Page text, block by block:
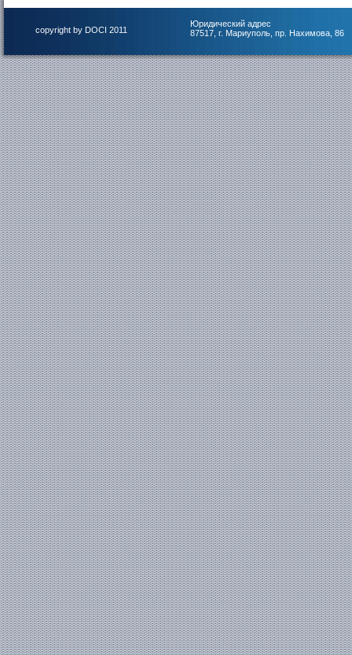
copyright by DOCI 2011
Юридический адрес
87517, г. Мариуполь, пр. Нахимова, 86